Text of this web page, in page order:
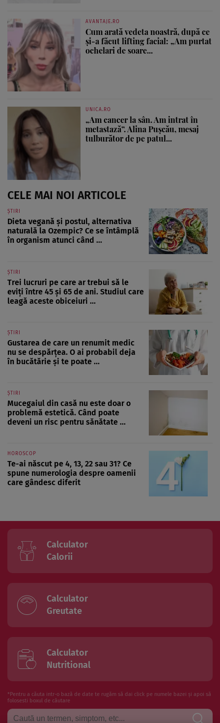
AVANTAJE.RO
Cum arată vedeta noastră, după ce
și-a făcut lifting facial: „Am purtat
ochelari de soare...
UNICA.RO
„Am cancer la sân. Am intrat în
metastază”. Alina Pușcău, mesaj
tulburător de pe patul...
CELE MAI NOI ARTICOLE
ȘTIRI
Dieta vegană și postul, alternativa
naturală la Ozempic? Ce se întâmplă
în organism atunci când ...
ȘTIRI
Trei lucruri pe care ar trebui să le
eviți între 45 și 65 de ani. Studiul care
leagă aceste obiceiuri ...
ȘTIRI
Gustarea de care un renumit medic
nu se despărțea. O ai probabil deja
în bucătărie și te poate ...
ȘTIRI
Mucegaiul din casă nu este doar o
problemă estetică. Când poate
deveni un risc pentru sănătate ...
HOROSCOP
Te-ai născut pe 4, 13, 22 sau 31? Ce
spune numerologia despre oamenii
care gândesc diferit
Calculator
Calorii
Calculator
Greutate
Calculator
Nutritional
*Pentru a căuta intr-o bază de date te rugăm să dai click pe numele bazei și apoi să
folosesti boxul de căutare